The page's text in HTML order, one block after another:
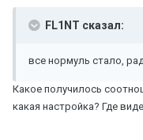
FL1NT сказал:
все нормуль стало,
Какое получилось
какая настройка? Где